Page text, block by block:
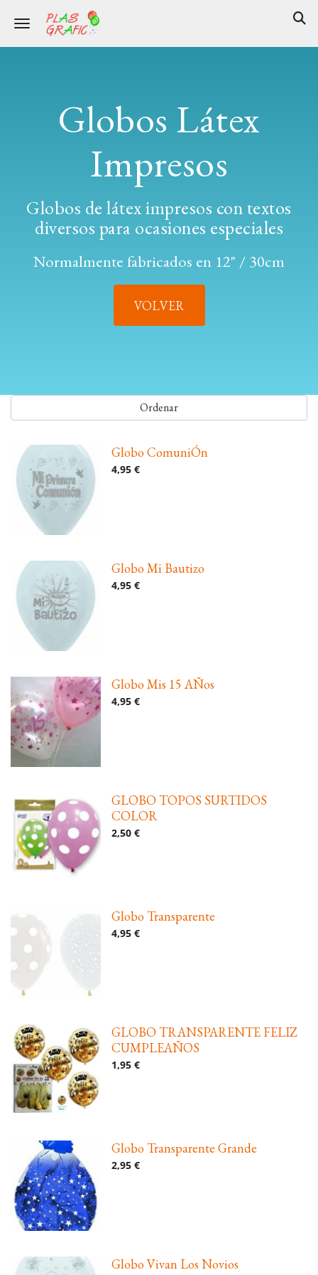
Toggle navigation
Globos Látex
Impresos
Globos de látex impresos con textos
diversos para ocasiones especiales
Normalmente fabricados en 12" / 30cm
VOLVER
Ordenar
Globo ComuniÓn
4,95 €
Globo Mi Bautizo
4,95 €
Globo Mis 15 AÑos
4,95 €
GLOBO TOPOS SURTIDOS
COLOR
2,50 €
Globo Transparente
4,95 €
GLOBO TRANSPARENTE FELIZ
CUMPLEAÑOS
1,95 €
Globo Transparente Grande
2,95 €
Globo Vivan Los Novios